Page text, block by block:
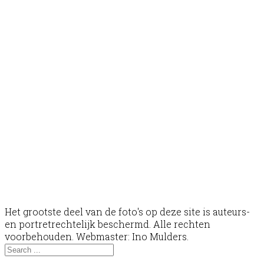
Het grootste deel van de foto's op deze site is auteurs-
en portretrechtelijk beschermd. Alle rechten
voorbehouden. Webmaster: Ino Mulders.